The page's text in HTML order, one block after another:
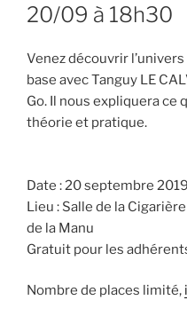
20/09 à 18h30
Venez découvrir
base avec Tanguy LE
Go. Il nous expliquera ce
théorie et pratique.
Date : 20 septembre
Lieu : Salle de la
de la Manu
Gratuit pour les
Nombre de places limité,